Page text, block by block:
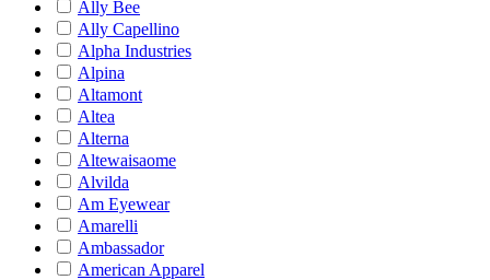
Ally Bee
Ally Capellino
Alpha Industries
Alpina
Altamont
Altea
Alterna
Altewaisaome
Alvilda
Am Eyewear
Amarelli
Ambassador
American Apparel